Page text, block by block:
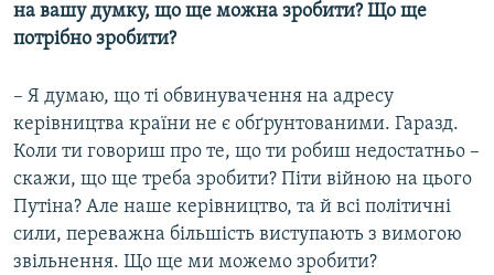
на вашу думку, що ще можна зробити? Що ще
потрібно зробити?
– Я думаю, що ті обвинувачення на адресу
керівництва країни не є обґрунтованими. Гаразд.
Коли ти говориш про те, що ти робиш недостатньо –
скажи, що ще треба зробити? Піти війною на цього
Путіна? Але наше керівництво, та й всі політичні
сили, переважна більшість виступають з вимогою
звільнення. Що ще ми можемо зробити?